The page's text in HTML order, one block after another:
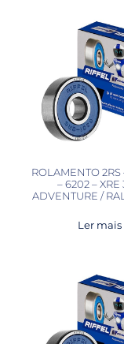
ROLAMENTO 2RS
– 6202 – XRE
ADVENTURE /
Ler mais